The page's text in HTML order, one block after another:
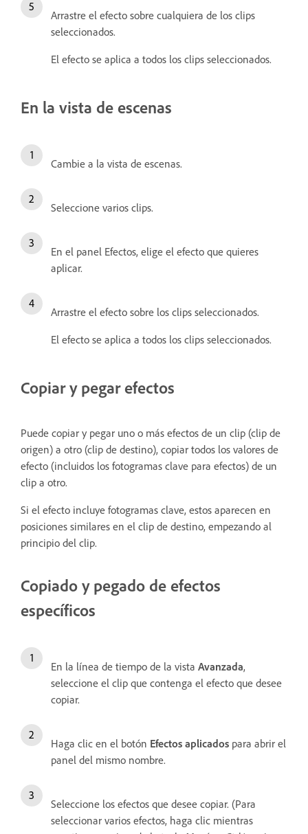
Arrastre el efecto sobre cualquiera de los clips
seleccionados.
El efecto se aplica a todos los clips seleccionados.
En la vista de escenas
Cambie a la vista de escenas.
Seleccione varios clips.
En el panel Efectos, elige el efecto que quieres
aplicar.
Arrastre el efecto sobre los clips seleccionados.
El efecto se aplica a todos los clips seleccionados.
Copiar y pegar efectos
Puede copiar y pegar uno o más efectos de un clip (clip de
origen) a otro (clip de destino), copiar todos los valores de
efecto (incluidos los fotogramas clave para efectos) de un
clip a otro.
Si el efecto incluye fotogramas clave, estos aparecen en
posiciones similares en el clip de destino, empezando al
principio del clip.
Copiado y pegado de efectos
específicos
En la línea de tiempo de la vista Avanzada,
seleccione el clip que contenga el efecto que desee
copiar.
Haga clic en el botón Efectos aplicados para abrir el
panel del mismo nombre.
Seleccione los efectos que desee copiar. (Para
seleccionar varios efectos, haga clic mientras